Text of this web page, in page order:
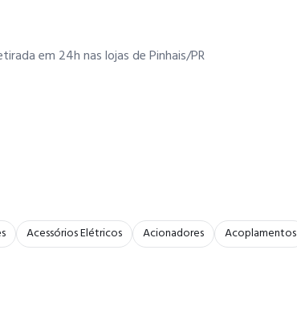
em 24h nas lojas de Pinhais/PR
Acessórios Elétricos Acionadores Acoplamentos